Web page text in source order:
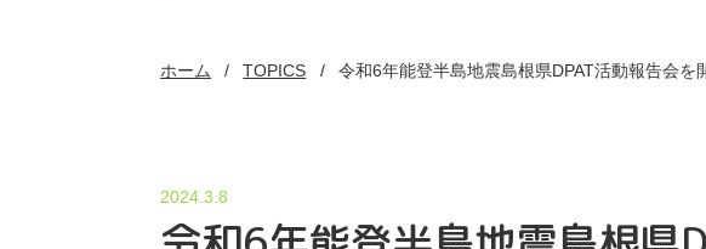
ホーム TOPICS 令和6年能登半島地震島根県DPAT活動報告会を
2024.3.8